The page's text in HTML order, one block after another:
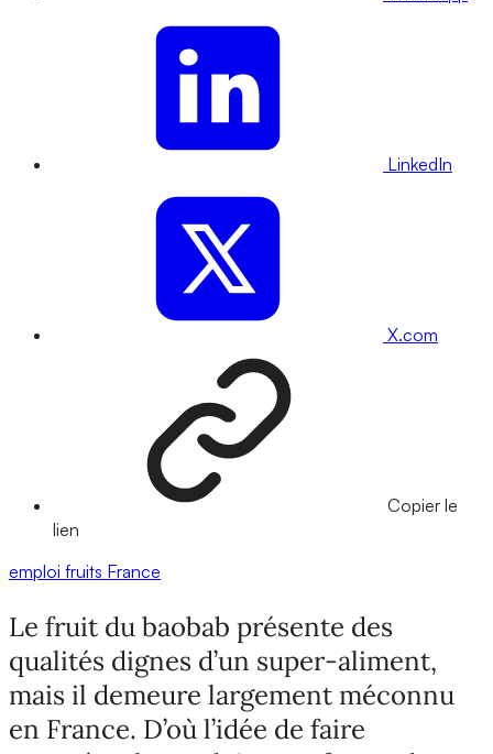
LinkedIn
X.com
Copier le
lien
emploi fruits France
Le fruit du baobab présente des
qualités dignes d’un super-aliment,
mais il demeure largement méconnu
en France. D’où l’idée de faire